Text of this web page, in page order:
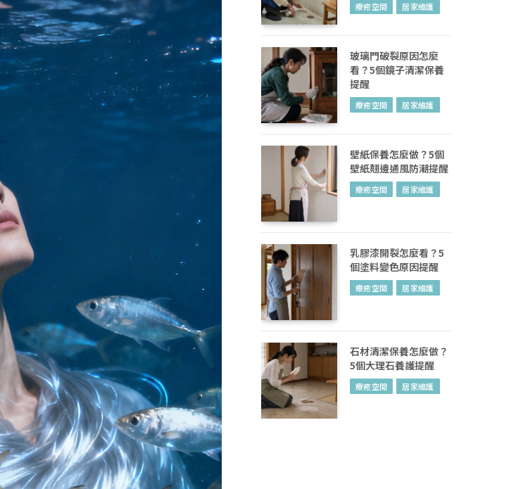
療癒空間 居家維護
玻璃門破裂原因怎麼
看？5個鏡子清潔保養
提醒
療癒空間 居家維護
壁紙保養怎麼做？5個
壁紙翹邊通風防潮提醒
療癒空間 居家維護
乳膠漆開裂怎麼看？5
個塗料變色原因提醒
療癒空間 居家維護
石材清潔保養怎麼做？
5個大理石養護提醒
療癒空間 居家維護